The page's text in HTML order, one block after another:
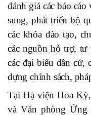
đánh giá các báo
sung, phát triển bộ
các khóa đào tạo,
các nguồn hỗ trợ, tư
các đại biểu dân cử,
dựng chính sách,
Tại Hạ viện Hoa
và Văn phòng Ứng